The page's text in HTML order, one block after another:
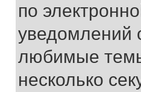
по
уведомлений
любимые темы
несколько